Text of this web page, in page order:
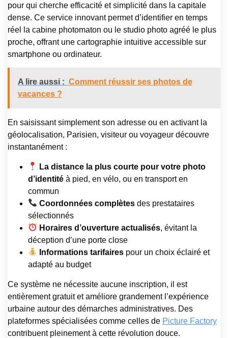
pour qui cherche efficacité et simplicité dans la capitale
dense. Ce service innovant permet d’identifier en temps
réel la cabine photomaton ou le studio photo agréé le plus
proche, offrant une cartographie intuitive accessible sur
smartphone ou ordinateur.
A lire aussi : Comment réussir ses photos de
vacances ?
En saisissant simplement son adresse ou en activant la
géolocalisation, Parisien, visiteur ou voyageur découvre
instantanément :
La distance la plus courte pour votre photo
d’identité à pied, en vélo, ou en transport en
commun
Coordonnées complètes des prestataires
sélectionnés
Horaires d’ouverture actualisés, évitant la
déception d’une porte close
Informations tarifaires pour un choix éclairé et
adapté au budget
Ce système ne nécessite aucune inscription, il est
entièrement gratuit et améliore grandement l’expérience
urbaine autour des démarches administratives. Des
plateformes spécialisées comme celles de Picture Factory
contribuent pleinement à cette révolution douce.